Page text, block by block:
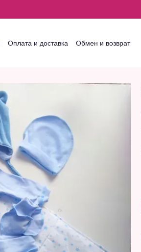
Оплата и доставка
Обмен и возврат